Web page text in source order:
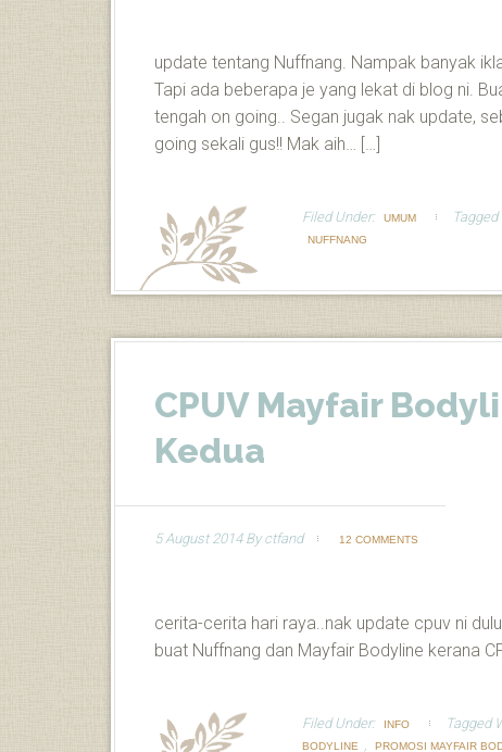
update tentang Nuffnang. Nampak banyak
Tapi ada beberapa je yang lekat di blog ni.
tengah on going.. Segan jugak nak update,
going sekali gus!! Mak aih… […]
Filed Under: UMUM
NUFFNANG
CPUV Mayfair
Kedua
5 August 2014Byctfand 12 COMMENTS
cerita-cerita hari raya..nak update cpuv ni
buat Nuffnang dan Mayfair Bodyline kerana
Filed Under: INFO Tagged
BODYLINE
, PROMOSI MAYFAIR